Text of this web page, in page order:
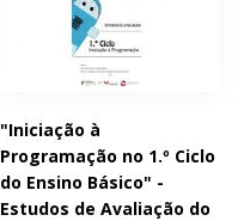
"Iniciação à
Programação no 1.º Ciclo
do Ensino Básico" -
Estudos de Avaliação do